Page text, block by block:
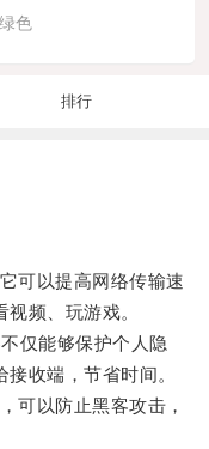
色
排行
以提高网络传输速
频、玩游戏。
仅能够保护个人隐
收端，节省时间。
以防止黑客攻击，